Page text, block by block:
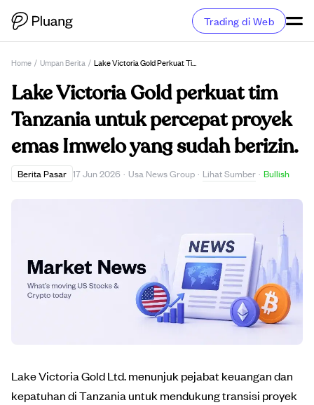
Trading di Web
Home / Umpan Berita / Lake Victoria Gold Perkuat Tim Tanzania Untuk Percepat Proyek Emas Imwelo Yang Sudah Berizin.
Lake Victoria Gold perkuat tim
Tanzania untuk percepat proyek
emas Imwelo yang sudah berizin.
Berita Pasar 17 Jun 2026 · Usa News Group · Lihat Sumber · Bullish
Lake Victoria Gold Ltd. menunjuk pejabat keuangan dan
kepatuhan di Tanzania untuk mendukung transisi proyek